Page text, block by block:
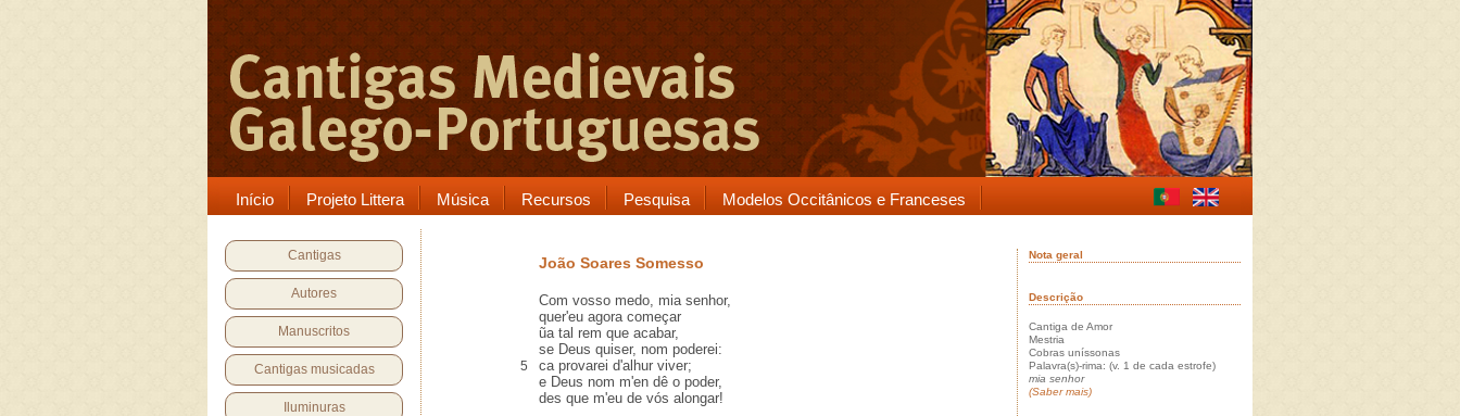
Início Projeto Littera Música Recursos Pesquisa Modelos Occitânicos e Franceses
Cantigas
Autores
Manuscritos
Cantigas musicadas
Iluminuras
João Soares Somesso
Com vosso medo, mia senhor,
quer'eu agora começar
ũa tal rem que acabar,
se Deus quiser, nom poderei:
5
ca provarei d'alhur viver;
e Deus nom m'en dê o poder,
des que m'eu de vós alongar!
Nota geral
Descrição
Cantiga de Amor
Mestria
Cobras uníssonas
Palavra(s)-rima: (v. 1 de cada estrofe)
mia senhor
(Saber mais)